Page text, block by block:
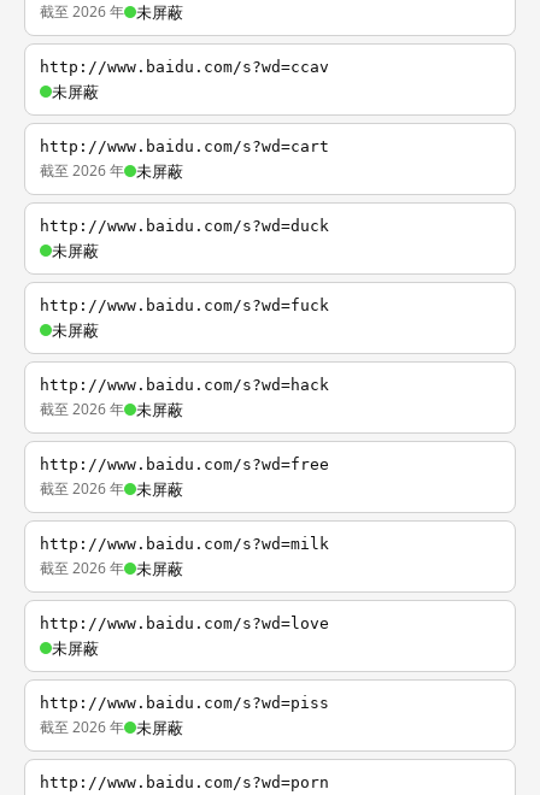
截至 2026 年 未屏蔽
http://www.baidu.com/s?wd=ccav
未屏蔽
http://www.baidu.com/s?wd=cart
截至 2026 年 未屏蔽
http://www.baidu.com/s?wd=duck
未屏蔽
http://www.baidu.com/s?wd=fuck
未屏蔽
http://www.baidu.com/s?wd=hack
截至 2026 年 未屏蔽
http://www.baidu.com/s?wd=free
截至 2026 年 未屏蔽
http://www.baidu.com/s?wd=milk
截至 2026 年 未屏蔽
http://www.baidu.com/s?wd=love
未屏蔽
http://www.baidu.com/s?wd=piss
截至 2026 年 未屏蔽
http://www.baidu.com/s?wd=porn